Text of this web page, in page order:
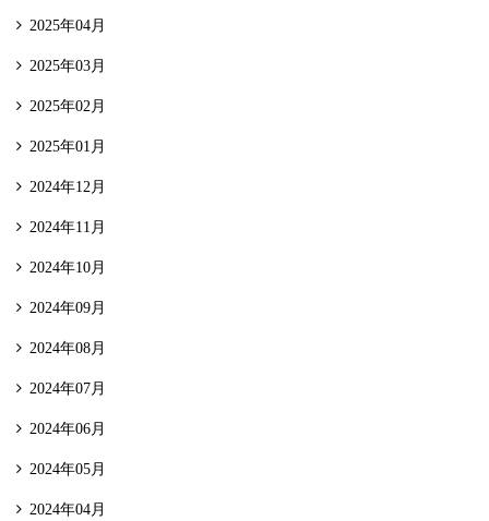
2025年04月
2025年03月
2025年02月
2025年01月
2024年12月
2024年11月
2024年10月
2024年09月
2024年08月
2024年07月
2024年06月
2024年05月
2024年04月